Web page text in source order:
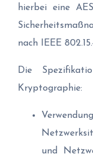
hierbei eine
nach IEEE
Die
Kryptographie:
und